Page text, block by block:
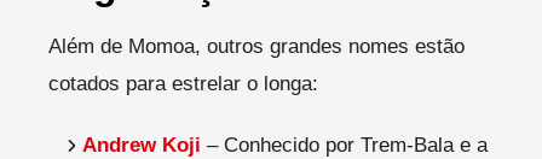
Além de Momoa, outros grandes nomes estão
cotados para estrelar o longa:
Andrew Koji – Conhecido por Trem-Bala e a